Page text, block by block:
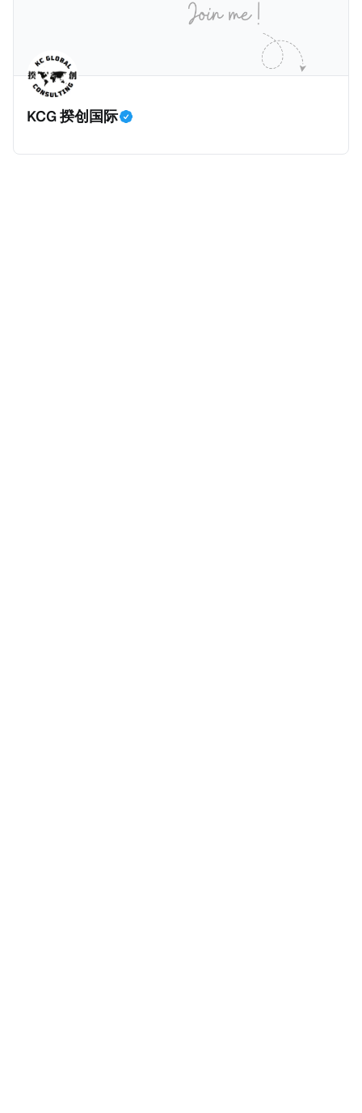
并提供有关投资将如何为印度经济做出贡献的详细计
申请。申请人在印度居住共12年后有资格申请印度公民
身份，包括在申请前连续居住11年，短暂缺席的少数例
外。由于印度不允许双重国籍，申请人必须放弃其原始
危地马拉的证明，且材料必须公证并翻译成西班牙语。
在危地马拉居住至少五年、具备流利西班牙语、对当地
历史文化有认识，就可以入籍成为危地马拉公民。 那
么，危地马拉的税务政策有吸引力吗？我们来看看：
KCG 揆创国际